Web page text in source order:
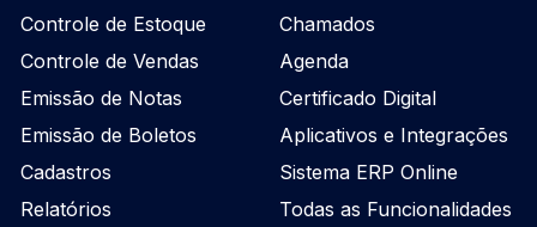
Controle de Estoque
Controle de Vendas
Emissão de Notas
Emissão de Boletos
Cadastros
Relatórios
Chamados
Agenda
Certificado Digital
Aplicativos e Integrações
Sistema ERP Online
Todas as Funcionalidades